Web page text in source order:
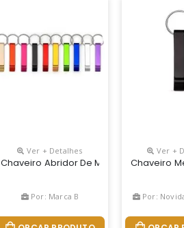
Ver + Detalhes
Chaveiro Abridor De Metal Formato “pé
Por: Marca B
Ver +
Chaveiro
Por: